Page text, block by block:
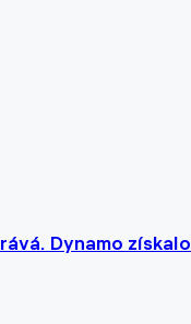
Dynamo získalo